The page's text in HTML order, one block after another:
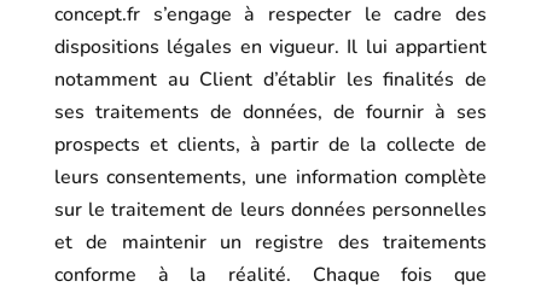
concept.frs’engage à respecter le cadre des
dispositions légales en vigueur. Il lui appartient
notamment au Client d’établir les finalités de
ses traitements de données, de fournir à ses
prospects et clients, à partir de la collecte de
leurs consentements, une information complète
sur le traitement de leurs données personnelles
et de maintenir un registre des traitements
conforme à la réalité. Chaque fois que